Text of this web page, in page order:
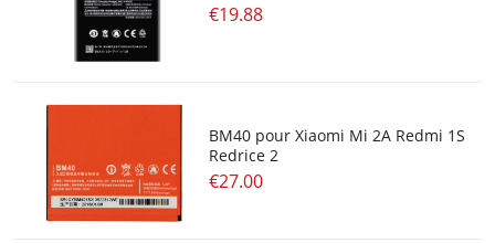
€19.88
BM40 pour Xiaomi Mi 2A Redmi 1S
Redrice 2
€27.00